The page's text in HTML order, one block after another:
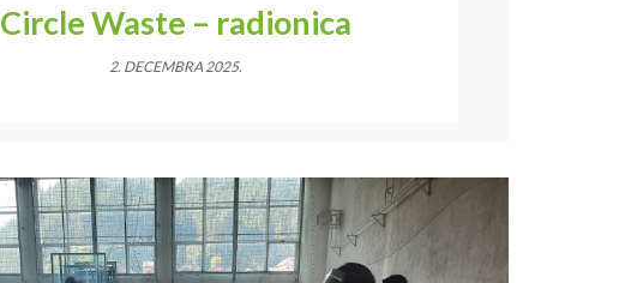
Circle Waste – radionica
2. DECEMBRA 2025.